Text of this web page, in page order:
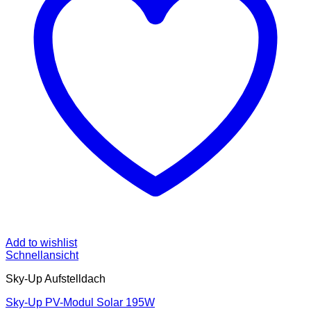
Add to wishlist
Schnellansicht
Sky-Up Aufstelldach
Sky-Up PV-Modul Solar 195W